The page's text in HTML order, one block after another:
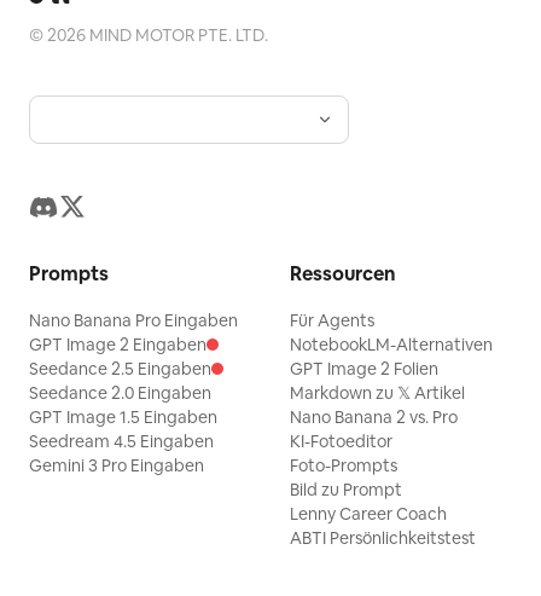
©2026 MIND MOTOR PTE. LTD.
Prompts
Nano Banana Pro Eingaben
GPT Image 2 Eingaben
Seedance 2.5 Eingaben
Seedance 2.0 Eingaben
GPT Image 1.5 Eingaben
Seedream 4.5 Eingaben
Gemini 3 Pro Eingaben
Ressourcen
Für Agents
NotebookLM-Alternativen
GPT Image 2 Folien
Markdown zu 𝕏 Artikel
Nano Banana 2 vs. Pro
KI-Fotoeditor
Foto-Prompts
Bild zu Prompt
Lenny Career Coach
ABTI Persönlichkeitstest